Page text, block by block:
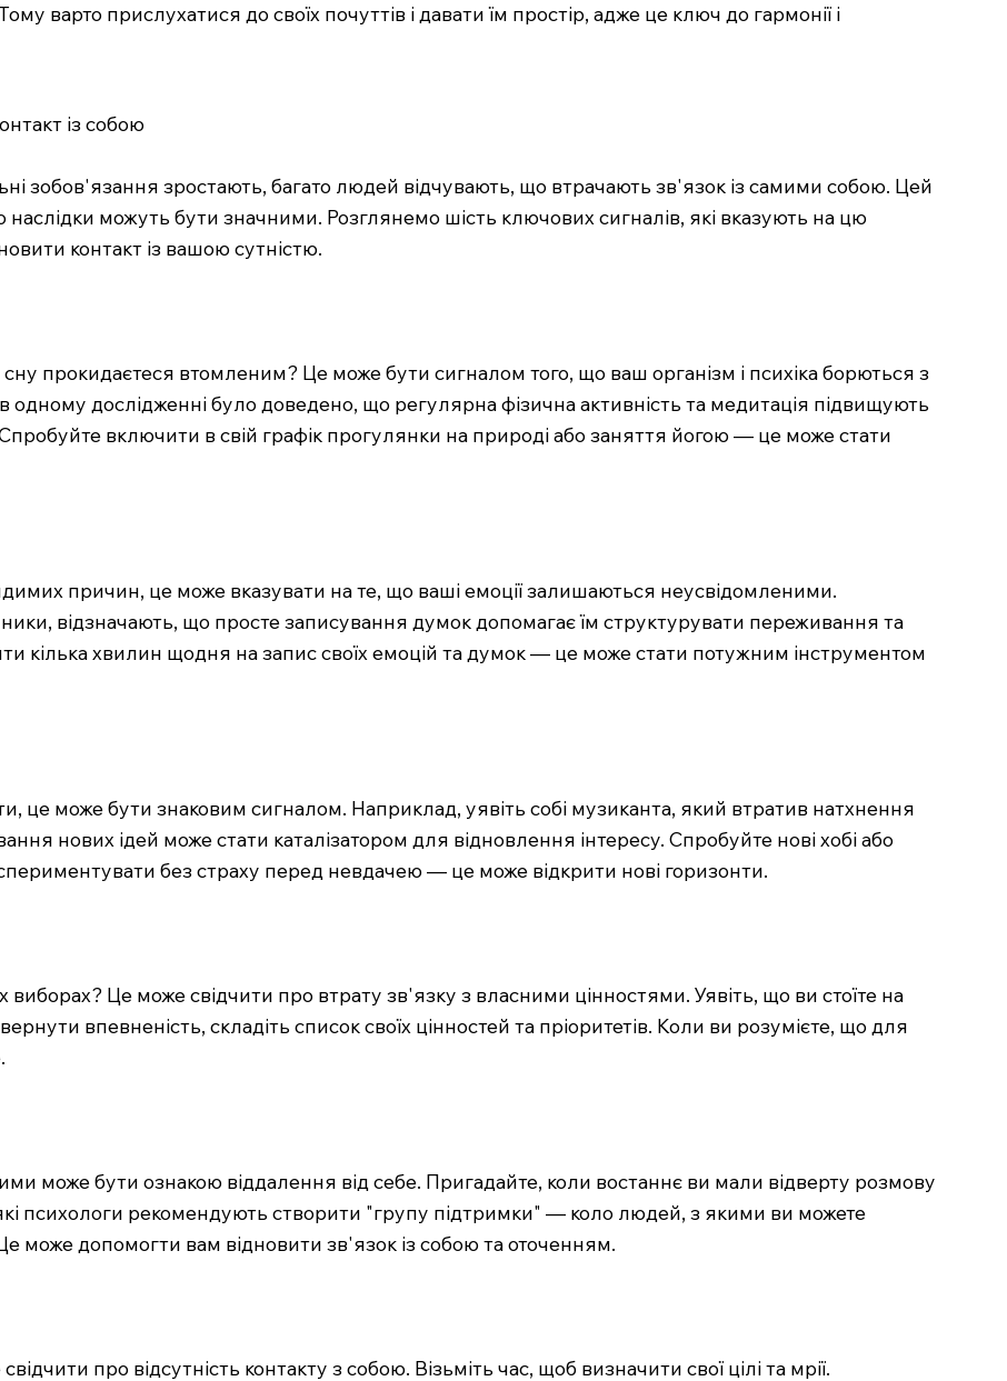
варто прислухатися до своїх почуттів і давати їм простір, адже це ключ до гармонії і
із собою
зобов'язання зростають, багато людей відчувають, що втрачають зв'язок із самими собою. Цей
можуть бути значними. Розглянемо шість ключових сигналів, які вказують на цю
контакт із вашою сутністю.
сну прокидаєтеся втомленим? Це може бути сигналом того, що ваш організм і психіка борються з
одному дослідженні було доведено, що регулярна фізична активність та медитація підвищують
включити в свій графік прогулянки на природі або заняття йогою — це може стати
причин, це може вказувати на те, що ваші емоції залишаються неусвідомленими.
відзначають, що просте записування думок допомагає їм структурувати переживання та
кілька хвилин щодня на запис своїх емоцій та думок — це може стати потужним інструментом
це може бути знаковим сигналом. Наприклад, уявіть собі музиканта, який втратив натхнення
нових ідей може стати каталізатором для відновлення інтересу. Спробуйте нові хобі або
без страху перед невдачею — це може відкрити нові горизонти.
виборах? Це може свідчити про втрату зв'язку з власними цінностями. Уявіть, що ви стоїте на
впевненість, складіть список своїх цінностей та пріоритетів. Коли ви розумієте, що для
може бути ознакою віддалення від себе. Пригадайте, коли востаннє ви мали відверту розмову
психологи рекомендують створити "групу підтримки" — коло людей, з якими ви можете
може допомогти вам відновити зв'язок із собою та оточенням.
про відсутність контакту з собою. Візьміть час, щоб визначити свої цілі та мрії.